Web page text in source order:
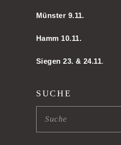
Münster 9.11.
Hamm 10.11.
Siegen 23. & 24.11.
SUCHE